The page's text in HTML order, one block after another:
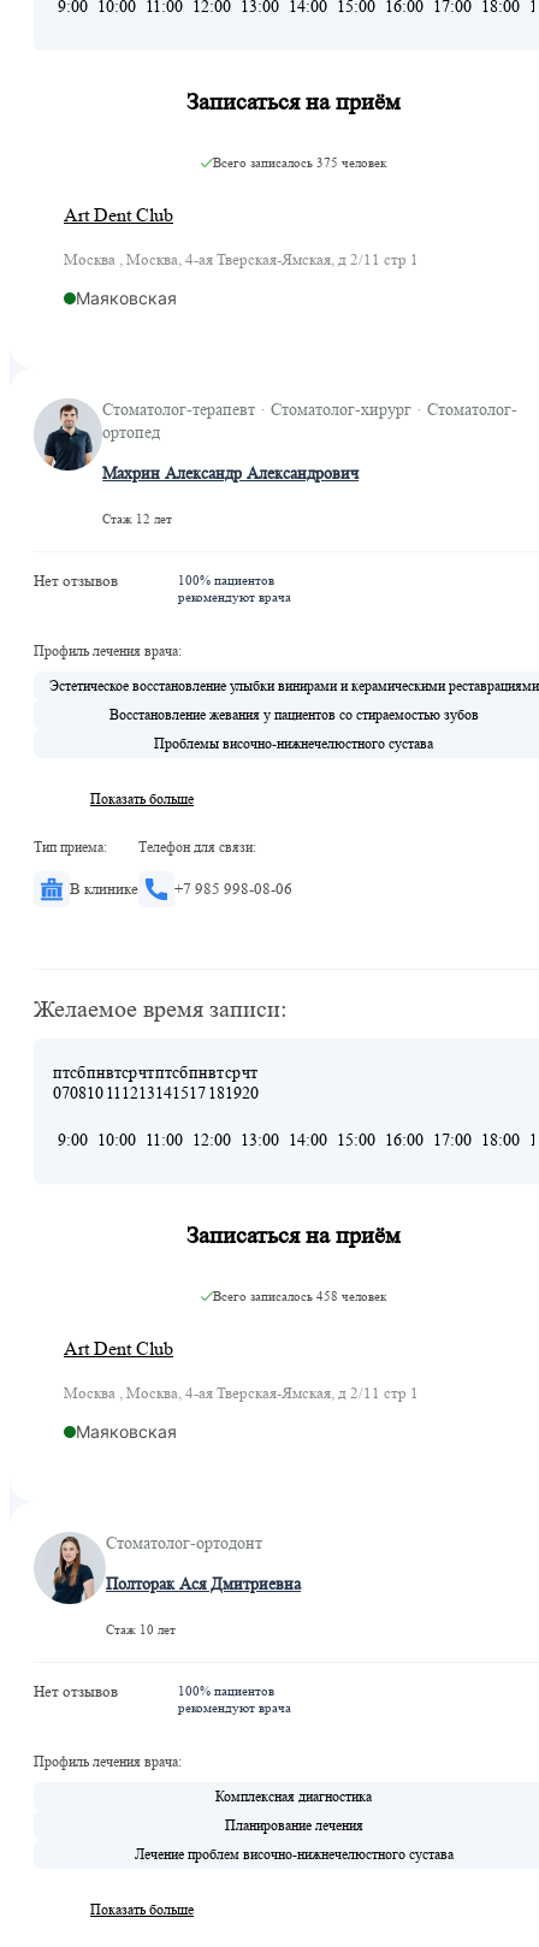
9:00 10:00 11:00 12:00 13:00 14:00 15:00 16:00 17:00 18:00
Записаться на приём
Всего записалось 375 человек
Art Dent Club
Москва , Москва, 4-ая Тверская-Ямская, д 2/11 стр 1
Маяковская
Стоматолог-терапевт · Стоматолог-хирург · Стоматолог-
ортопед
Махрин Александр Александрович
Стаж 12 лет
Нет отзывов
100% пациентов
рекомендуют врача
Профиль лечения врача:
Эстетическое восстановление улыбки винирами и керамическими реставрациями
Восстановление жевания у пациентов со стираемостью зубов
Проблемы височно-нижнечелюстного сустава
Показать больше
Тип приема:
В клинике
Телефон для связи:
+7 985 998-08-06
Желаемое время записи:
пт
07
сб
08
пн
10
вт
11
ср
12
чт
13
пт
14
сб
15
пн
17
вт
18
ср
19
чт
20
9:00 10:00 11:00 12:00 13:00 14:00 15:00 16:00 17:00 18:00
Записаться на приём
Всего записалось 458 человек
Art Dent Club
Москва , Москва, 4-ая Тверская-Ямская, д 2/11 стр 1
Маяковская
Стоматолог-ортодонт
Полторак Ася Дмитриевна
Стаж 10 лет
Нет отзывов
100% пациентов
рекомендуют врача
Профиль лечения врача:
Комплексная диагностика
Планирование лечения
Лечение проблем височно-нижнечелюстного сустава
Показать больше